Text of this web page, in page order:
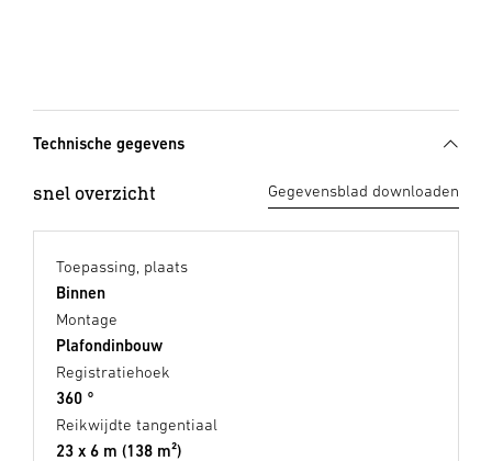
Technische gegevens
snel overzicht Gegevensblad downloaden
Toepassing, plaats
Binnen
Montage
Plafondinbouw
Registratiehoek
360 °
Reikwijdte tangentiaal
23 x 6 m (138 m²)